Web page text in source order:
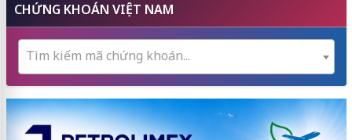
CHỨNG KHOÁN VIỆT NAM
Tìm kiếm mã chứng khoán...